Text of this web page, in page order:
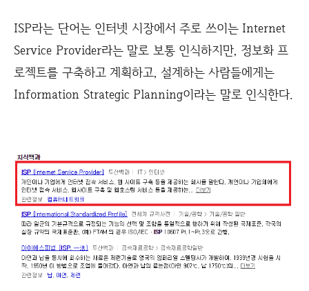
ISP라는 단어는 인터넷 시장에서 주로 쓰이는 Internet
Service Provider라는 말로 보통 인식하지만, 정보화 프
로젝트를 구축하고 계획하고, 설계하는 사람들에게는
Information Strategic Planning이라는 말로 인식한다.